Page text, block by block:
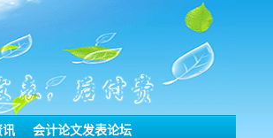
讯 会计论文发表论坛